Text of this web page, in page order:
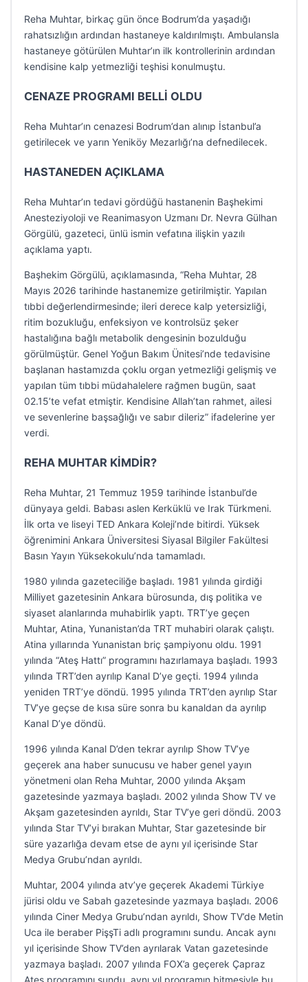
Reha Muhtar, birkaç gün önce Bodrum’da yaşadığı
rahatsızlığın ardından hastaneye kaldırılmıştı. Ambulansla
hastaneye götürülen Muhtar’ın ilk kontrollerinin ardından
kendisine kalp yetmezliği teşhisi konulmuştu.
CENAZE PROGRAMI BELLİ OLDU
Reha Muhtar’ın cenazesi Bodrum’dan alınıp İstanbul’a
getirilecek ve yarın Yeniköy Mezarlığı’na defnedilecek.
HASTANEDEN AÇIKLAMA
Reha Muhtar’ın tedavi gördüğü hastanenin Başhekimi
Anesteziyoloji ve Reanimasyon Uzmanı Dr. Nevra Gülhan
Görgülü, gazeteci, ünlü ismin vefatına ilişkin yazılı
açıklama yaptı.
Başhekim Görgülü, açıklamasında, “Reha Muhtar, 28
Mayıs 2026 tarihinde hastanemize getirilmiştir. Yapılan
tıbbi değerlendirmesinde; ileri derece kalp yetersizliği,
ritim bozukluğu, enfeksiyon ve kontrolsüz şeker
hastalığına bağlı metabolik dengesinin bozulduğu
görülmüştür. Genel Yoğun Bakım Ünitesi’nde tedavisine
başlanan hastamızda çoklu organ yetmezliği gelişmiş ve
yapılan tüm tıbbi müdahalelere rağmen bugün, saat
02.15’te vefat etmiştir. Kendisine Allah’tan rahmet, ailesi
ve sevenlerine başsağlığı ve sabır dileriz” ifadelerine yer
verdi.
REHA MUHTAR KİMDİR?
Reha Muhtar, 21 Temmuz 1959 tarihinde İstanbul’de
dünyaya geldi. Babası aslen Kerküklü ve Irak Türkmeni.
İlk orta ve liseyi TED Ankara Koleji’nde bitirdi. Yüksek
öğrenimini Ankara Üniversitesi Siyasal Bilgiler Fakültesi
Basın Yayın Yüksekokulu’nda tamamladı.
1980 yılında gazeteciliğe başladı. 1981 yılında girdiği
Milliyet gazetesinin Ankara bürosunda, dış politika ve
siyaset alanlarında muhabirlik yaptı. TRT’ye geçen
Muhtar, Atina, Yunanistan’da TRT muhabiri olarak çalıştı.
Atina yıllarında Yunanistan briç şampiyonu oldu. 1991
yılında “Ateş Hattı” programını hazırlamaya başladı. 1993
yılında TRT’den ayrılıp Kanal D’ye geçti. 1994 yılında
yeniden TRT’ye döndü. 1995 yılında TRT’den ayrılıp Star
TV’ye geçse de kısa süre sonra bu kanaldan da ayrılıp
Kanal D’ye döndü.
1996 yılında Kanal D’den tekrar ayrılıp Show TV’ye
geçerek ana haber sunucusu ve haber genel yayın
yönetmeni olan Reha Muhtar, 2000 yılında Akşam
gazetesinde yazmaya başladı. 2002 yılında Show TV ve
Akşam gazetesinden ayrıldı, Star TV’ye geri döndü. 2003
yılında Star TV’yi bırakan Muhtar, Star gazetesinde bir
süre yazarlığa devam etse de aynı yıl içerisinde Star
Medya Grubu’ndan ayrıldı.
Muhtar, 2004 yılında atv’ye geçerek Akademi Türkiye
jürisi oldu ve Sabah gazetesinde yazmaya başladı. 2006
yılında Ciner Medya Grubu’ndan ayrıldı, Show TV’de Metin
Uca ile beraber PişşTi adlı programını sundu. Ancak aynı
yıl içerisinde Show TV’den ayrılarak Vatan gazetesinde
yazmaya başladı. 2007 yılında FOX’a geçerek Çapraz
Ateş programını sundu, aynı yıl programın bitmesiyle bu